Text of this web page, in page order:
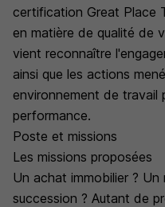
certification Great Place
en matière de qualité de
vient reconnaître
ainsi que les actions
environnement de travail
performance.
Poste et missions
Les missions proposées
Un achat immobilier ? Un
succession ? Autant de